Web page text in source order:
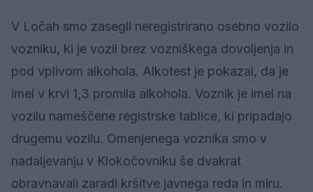
V Ločah smo zasegli neregistrirano osebno vozilo
vozniku, ki je vozil brez vozniškega dovoljenja in
pod vplivom alkohola. Alkotest je pokazal, da je
imel v krvi 1,3 promila alkohola. Voznik je imel na
vozilu nameščene registrske tablice, ki pripadajo
drugemu vozilu. Omenjenega voznika smo v
nadaljevanju v Klokočovniku še dvakrat
obravnavali zaradi kršitve javnega reda in miru.